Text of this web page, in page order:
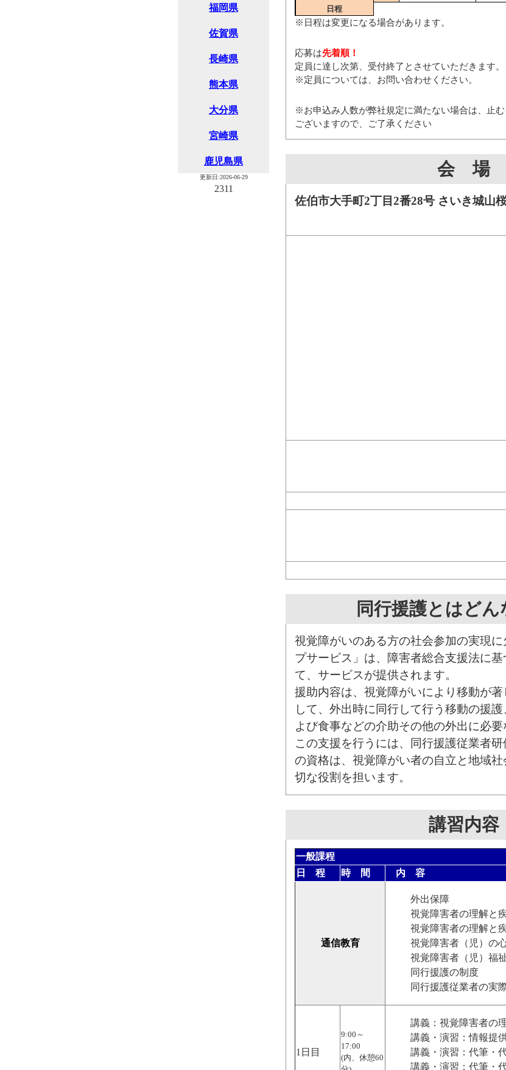
日程
※日程は変更になる場合があります。
応募は先着順！
定員に達し次第、受付終了とさせていただきます。
※定員については、お問い合わせください。
※お申込み人数が弊社規定に満たない場合は、止
ございますので、ご了承ください
会 場
佐伯市大手町2丁目2番28号 さいき城山
同行援護とはどん
視覚障がいのある方の社会参加の実現
プサービス」は、障害者総合支援法に
て、サービスが提供されます。
援助内容は、視覚障がいにより移動が
して、外出時に同行して行う移動の援
よび食事などの介助その他の外出に必要
この支援を行うには、同行援護従業者
の資格は、視覚障がい者の自立と地域
切な役割を担います。
講習内容
一般課程
日 程
時 間 内 容
通信教育
外出保障
視覚障害者の理解と
視覚障害者の理解と
視覚障害者（児）の
視覚障害者（児）福
同行援護の制度
同行援護従業者の実
1日目
9:00～
17:00
(内、休憩60
講義：視覚障害者の
講義・演習：情報提
講義・演習：代筆・
講義・演習：代筆・
福岡県
佐賀県
長崎県
熊本県
大分県
宮崎県
鹿児島県
更新日:2026-06-29
2311